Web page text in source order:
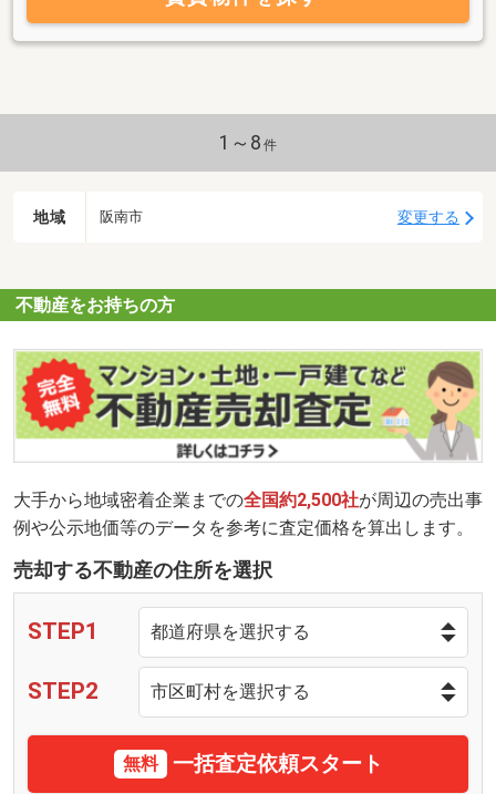
1～8 件
地域 阪南市 変更する
不動産をお持ちの方
大手から地域密着企業までの全国約2,500社が周辺の売出事
例や公示地価等のデータを参考に査定価格を算出します。
売却する不動産の住所を選択
STEP1
STEP2
無料 一括査定依頼スタート